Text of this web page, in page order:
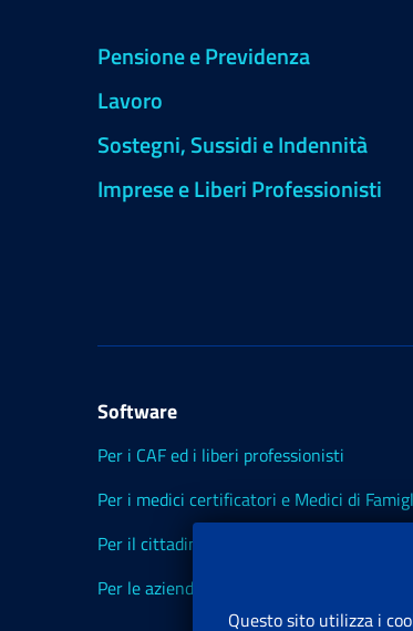
Pensione e Previdenza
Lavoro
Sostegni, Sussidi e Indennità
Imprese e Liberi Professionisti
Software
Per i CAF ed i liberi professionisti
Per i medici certificatori e Medici di
Per il cittadino
Per le aziende ed i Consulenti
Questo sito utilizza i